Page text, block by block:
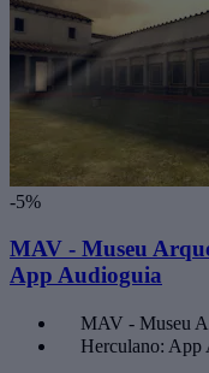
-5%
MAV - Museu
App Audioguia
MAV - Museu
Herculano: App